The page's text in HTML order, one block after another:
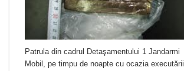
Patrula din cadrul Detaşamentului 1 Jandarmi
Mobil, pe timpu de noapte cu ocazia executării